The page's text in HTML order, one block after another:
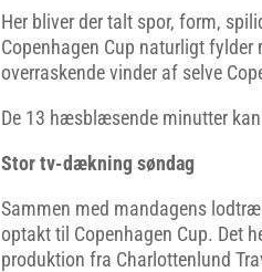
Her bliver der talt spor, form,
Copenhagen Cup naturligt
overraskende vinder af selve
De 13 hæsblæsende minutter
Stor tv-dækning søndag
Sammen med mandagens
optakt til Copenhagen Cup. Det
produktion fra Charlottenlund